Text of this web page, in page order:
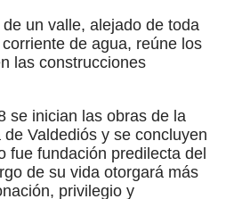
un valle, alejado de toda
de agua, reúne los
las construcciones
se inician las obras de la
Valdediós y se concluyen
fue fundación predilecta del
de su vida otorgará más
privilegio y